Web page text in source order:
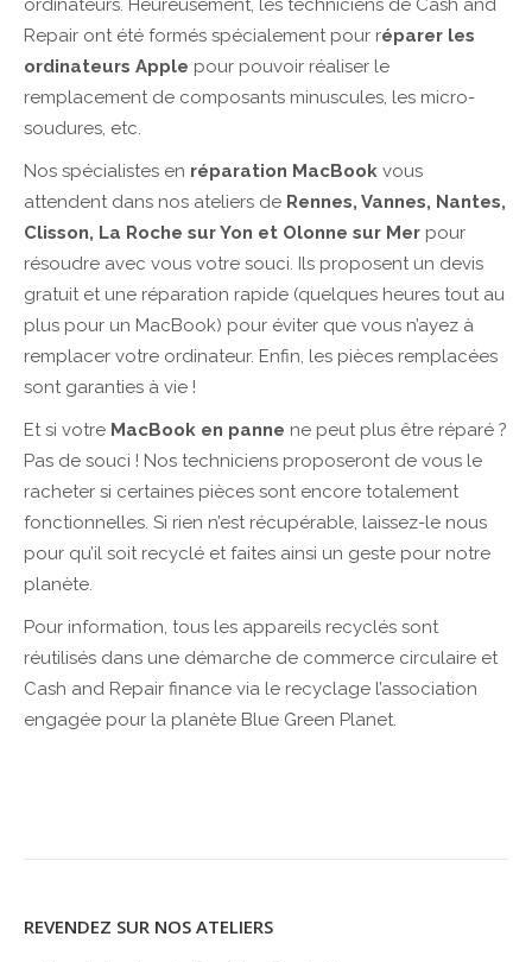
ordinateurs. Heureusement, les techniciens de Cash and
Repair ont été formés spécialement pour réparer les
ordinateurs Apple pour pouvoir réaliser le
remplacement de composants minuscules, les micro-
soudures, etc.
Nos spécialistes en réparation MacBook vous
attendent dans nos ateliers de Rennes, Vannes, Nantes,
Clisson, La Roche sur Yon et Olonne sur Mer pour
résoudre avec vous votre souci. Ils proposent un devis
gratuit et une réparation rapide (quelques heures tout au
plus pour un MacBook) pour éviter que vous n’ayez à
remplacer votre ordinateur. Enfin, les pièces remplacées
sont garanties à vie !
Et si votre MacBook en panne ne peut plus être réparé ?
Pas de souci ! Nos techniciens proposeront de vous le
racheter si certaines pièces sont encore totalement
fonctionnelles. Si rien n’est récupérable, laissez-le nous
pour qu’il soit recyclé et faites ainsi un geste pour notre
planète.
Pour information, tous les appareils recyclés sont
réutilisés dans une démarche de commerce circulaire et
Cash and Repair finance via le recyclage l’association
engagée pour la planète Blue Green Planet.
REVENDEZ SUR NOS ATELIERS